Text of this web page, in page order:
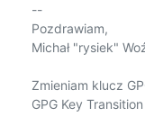
--
Pozdrawiam,
Michał "rysiek"
Zmieniam klucz
GPG Key